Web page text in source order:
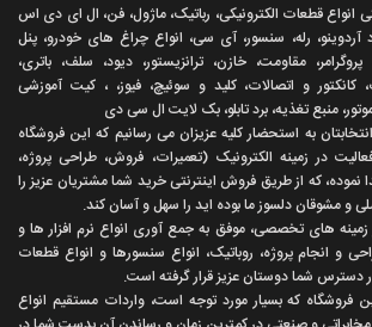
انواع قطعات الکترونیکی، رباتیک، ماژول، فن، ال ای دی اس
آردوینو، رله، سنسور، آی سی، انواع چراغ های خودرو، پنل
مقاومت، خازن، ترانزیستور، دیود، سلف، باتری،
کانکتور و اتصالات، کلید و سوئیچ، فیوز، ، کیت آموزشی
منبع تغذیه، برد تابلو، بک لایت ال سی دی
به استحضار کليه عزيزان می رسانيم که اين فروشگاه
در زمينه الکترونيک (تعميرات، فروش، طراحی پروژه،
نموده، که از طريق فروش اينترنتی خريد شما مشتريان عزيز را
و مشوقان دلسوز ما بوده ايد را سهل و آسان کند.
های تخصصی، موفق به جمع آوری انواع نرم افزار ها و
و انجام پروژه، روباتيک، انواع سنسورها و انواع قطعات
دسترس شما دوستان عزيز قرار گرفته است.
فروشگاه که بسيار مورد توجه است، واردات مستقیم انواع